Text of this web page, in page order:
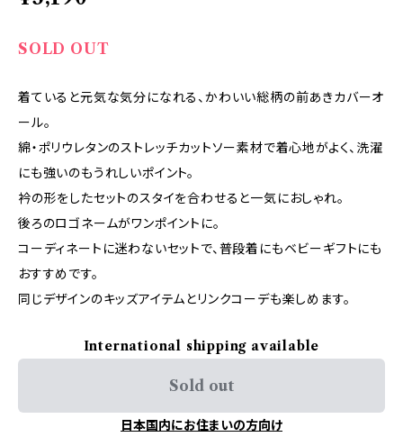
SOLD OUT
着ていると元気な気分になれる、かわいい総柄の前あきカバーオ
ール。
綿・ポリウレタンのストレッチカットソー素材で着心地がよく、洗濯
にも強いのもうれしいポイント。
衿の形をしたセットのスタイを合わせると一気におしゃれ。
後ろのロゴネームがワンポイントに。
コーディネートに迷わないセットで、普段着にもベビーギフトにも
おすすめです。
同じデザインのキッズアイテムとリンクコーデも楽しめます。
International shipping available
Sold out
日本国内にお住まいの方向け